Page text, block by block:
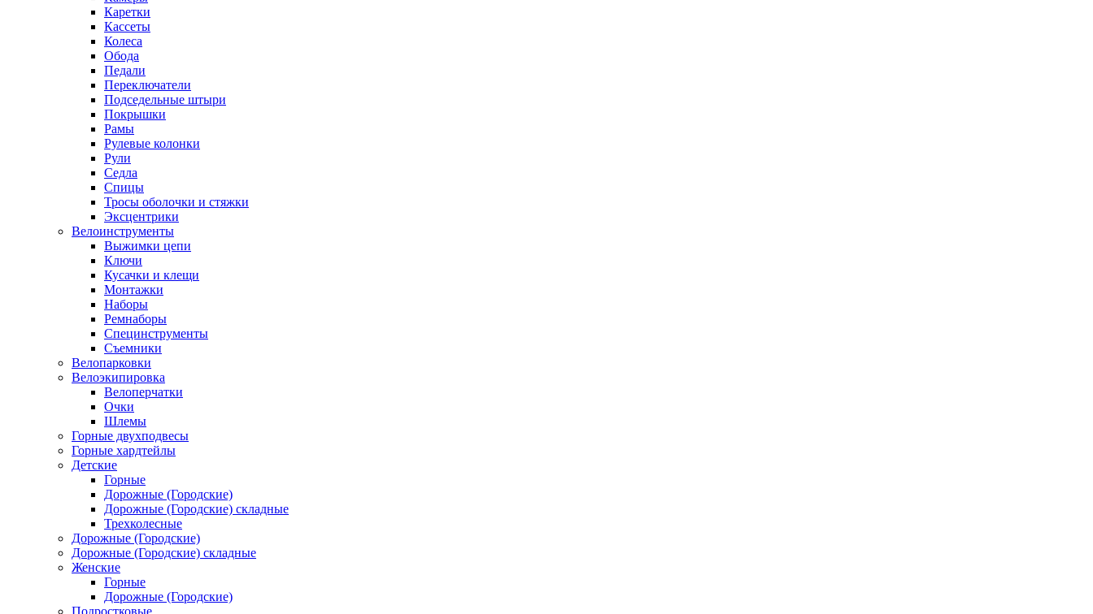
Каретки
Кассеты
Колеса
Обода
Педали
Переключатели
Подседельные штыри
Покрышки
Рамы
Рулевые колонки
Рули
Седла
Спицы
Тросы оболочки и стяжки
Эксцентрики
Велоинструменты
Выжимки цепи
Ключи
Кусачки и клещи
Монтажки
Наборы
Ремнаборы
Специнструменты
Съемники
Велопарковки
Велоэкипировка
Велоперчатки
Очки
Шлемы
Горные двухподвесы
Горные хардтейлы
Детские
Горные
Дорожные (Городские)
Дорожные (Городские) складные
Трехколесные
Дорожные (Городские)
Дорожные (Городские) складные
Женские
Горные
Дорожные (Городские)
Подростковые